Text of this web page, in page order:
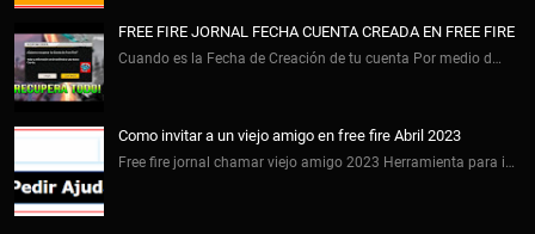
FREE FIRE JORNAL FECHA CUENTA CREADA EN FREE FIRE
Cuando es la Fecha de Creación de tu cuenta Por medio d…
Como invitar a un viejo amigo en free fire Abril 2023
Free fire jornal chamar viejo amigo 2023 Herramienta para i…